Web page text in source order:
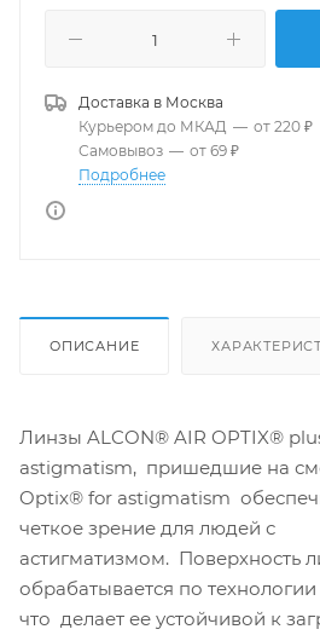
Доставка в Москва
Курьером до МКАД — от 220 ₽
Самовывоз — от 69 ₽
Подробнее
ОПИСАНИЕ
Линзы ALCON® AIR OPTIX®
astigmatism, пришедшие на
Optix® for astigmatism
четкое зрение для людей с
астигматизмом. Поверхность
обрабатывается по
что делает ее устойчивой к